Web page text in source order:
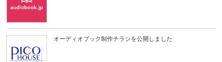
オーディオブック制作チラシを公開しました